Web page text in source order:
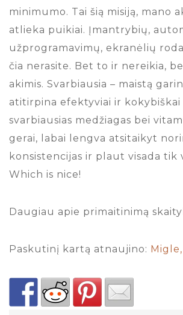
minimumo. Tai šią misiją, mano
atlieka puikiai. Įmantrybių,
užprogramavimų, ekranėlių
čia nerasite. Bet to ir nereikia,
akimis. Svarbiausia – maistą
atitirpina efektyviai ir
svarbiausias medžiagas bei
gerai, labai lengva atsitaikyt
konsistencijas ir plaut visada tik
Which is nice!
Daugiau apie primaitinimą
Paskutinį kartą atnaujino: Migle,